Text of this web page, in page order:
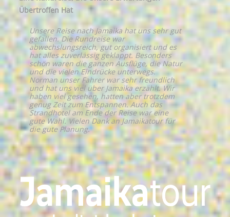
Übertroffen Hat
Unsere Reise nach Jamaika hat uns sehr gut
gefallen. Die Rundreise war
abwechslungsreich, gut organisiert und es
hat alles zuverlässig geklappt. Besonders
schön waren die ganzen Ausflüge, die Natur
und die vielen Eindrücke unterwegs.
Norman unser Fahrer war sehr freundlich
und hat uns viel über Jamaika erzählt. Wir
haben viel gesehen, hatten aber trotzdem
genug Zeit zum Entspannen. Auch das
Strandhotel am Ende der Reise war eine
gute Wahl. Vielen Dank an Jamaikatour für
die gute Planung.